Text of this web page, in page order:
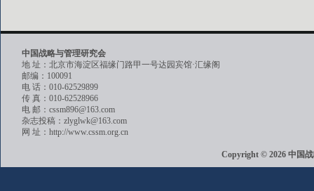
中国战略与管理研究会
地 址：北京市海淀区福缘门路甲一号达园宾馆·汇缘阁
邮编：100091
电 话：010-62529899
传 真：010-62528966
电 邮：cssm896@163.com
杂志投稿：zlyglwk@163.com
网 址：http://www.cssm.org.cn
Copyright © 2026 中国